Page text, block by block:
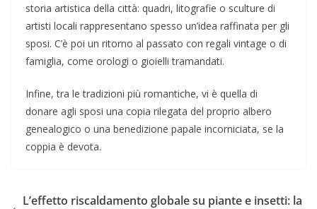
storia artistica della città: quadri, litografie o sculture di
artisti locali rappresentano spesso un’idea raffinata per gli
sposi. C’è poi un ritorno al passato con regali vintage o di
famiglia, come orologi o gioielli tramandati.
Infine, tra le tradizioni più romantiche, vi è quella di
donare agli sposi una copia rilegata del proprio albero
genealogico o una benedizione papale incorniciata, se la
coppia è devota.
L’effetto riscaldamento globale su piante e insetti: la